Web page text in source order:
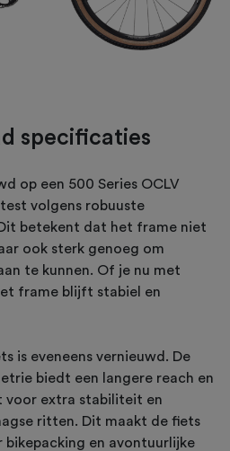
specificaties
op een 500 Series OCLV
volgens robuuste
betekent dat het frame niet
ook sterk genoeg om
te kunnen. Of je nu met
frame blijft stabiel en
is eveneens vernieuwd. De
biedt een langere reach en
voor extra stabiliteit en
ritten. Dit maakt de fiets
en avontuurlijke